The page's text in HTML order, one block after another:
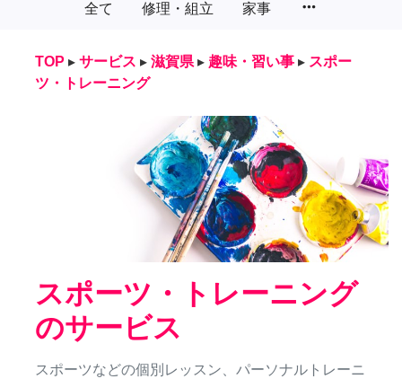
全て 修理・組立 家事 more_horiz
TOP ▸ サービス ▸ 滋賀県 ▸ 趣味・習い事 ▸ スポー
ツ・トレーニング
スポーツ・トレーニング
のサービス
スポーツなどの個別レッスン、パーソナルトレーニ